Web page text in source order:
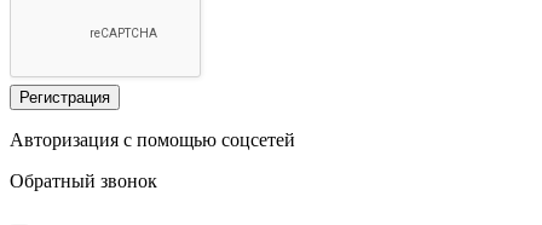
Регистрация
Авторизация с помощью соцсетей
Обратный звонок